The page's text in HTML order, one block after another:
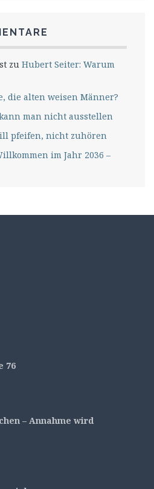
zu Hubert Seiter: Warum
die alten weisen Männer?
man nicht ausstellen
pfeifen, nicht zuhören
im Jahr 2036 –
76
– Annahme wird